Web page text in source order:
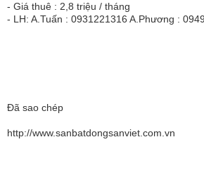
- Giá thuê : 2,8 triệu / tháng
- LH: A.Tuấn : 0931221316 A.Phương :
Đã sao chép
http://www.sanbatdongsanviet.com.vn